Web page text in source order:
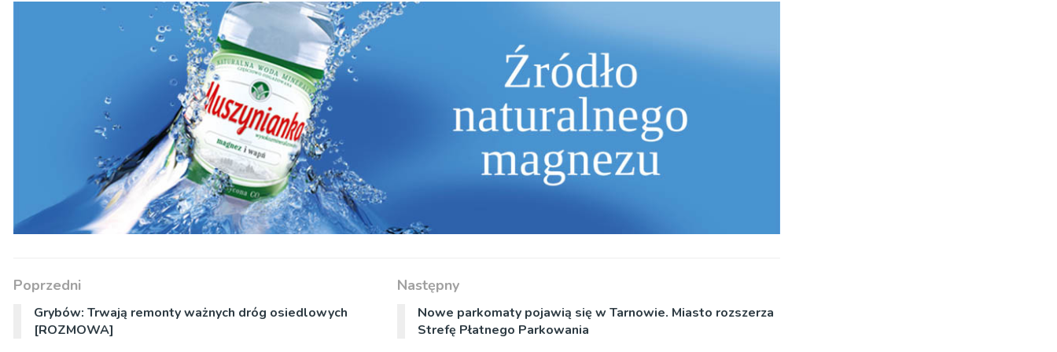
Poprzedni
Grybów: Trwają remonty ważnych dróg osiedlowych
[ROZMOWA]
Następny
Nowe parkomaty pojawią się w Tarnowie. Miasto rozszerza
Strefę Płatnego Parkowania